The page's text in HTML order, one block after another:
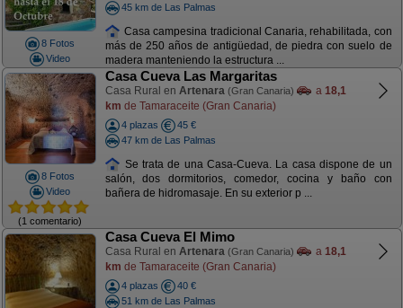
8 Fotos
Video
45 km de Las Palmas
Casa campesina tradicional Canaria, rehabilitada, con
más de 250 años de antigüedad, de piedra con suelo de
madera manteniendo la estructura ...
8 Fotos
Video
(1 comentario)
Casa Cueva Las Margaritas
Casa Rural en Artenara (Gran Canaria) a 18,1
km de Tamaraceite (Gran Canaria)
4 plazas
45 €
47 km de Las Palmas
Se trata de una Casa-Cueva. La casa dispone de un
salón, dos dormitorios, comedor, cocina y baño con
bañera de hidromasaje. En su exterior p ...
Casa Cueva El Mimo
Casa Rural en Artenara (Gran Canaria) a 18,1
km de Tamaraceite (Gran Canaria)
4 plazas
40 €
51 km de Las Palmas